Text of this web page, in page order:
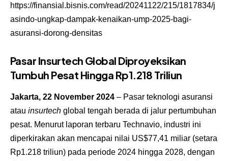
https://finansial.bisnis.com/read/20241122/215/1817834/j
asindo-ungkap-dampak-kenaikan-ump-2025-bagi-
asuransi-dorong-densitas
Pasar Insurtech Global Diproyeksikan
Tumbuh Pesat Hingga Rp1.218 Triliun
Jakarta, 22 November 2024 – Pasar teknologi asuransi
atau insurtech global tengah berada di jalur pertumbuhan
pesat. Menurut laporan terbaru Technavio, industri ini
diperkirakan akan mencapai nilai US$77,41 miliar (setara
Rp1.218 triliun) pada periode 2024 hingga 2028, dengan